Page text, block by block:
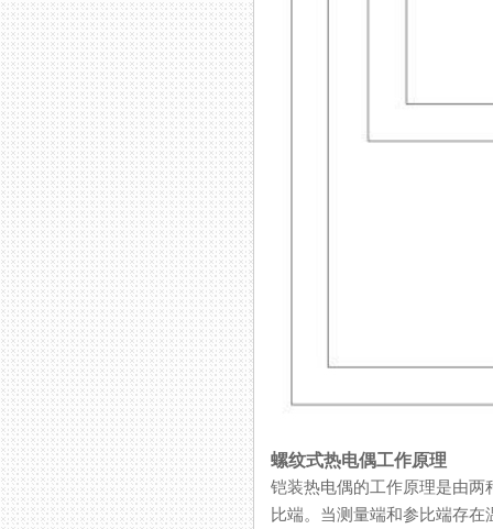
螺纹式热电偶工作原理
铠装热电偶的工作原理是由两种
比端。当测量端和参比端存